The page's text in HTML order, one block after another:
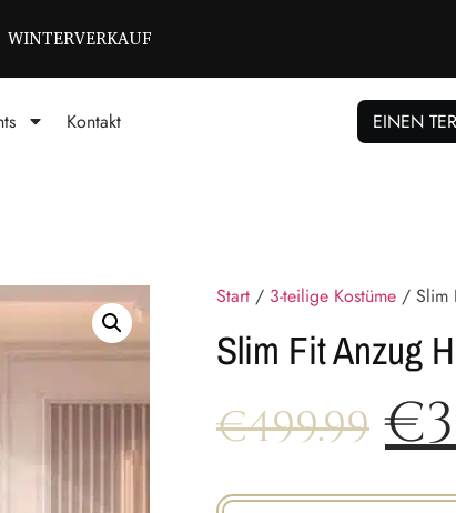
BISCHIKBAR T/M 72
Kontakt EINEN
Start / 3-teilige Kostüme / Slim
Slim Fit Anzug
€499.99 €